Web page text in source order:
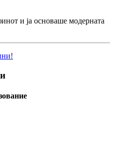
и ја основаше модерната